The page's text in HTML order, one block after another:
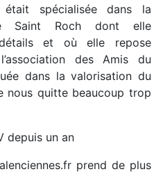
spécialisée dans la
Saint Roch dont elle
et où elle repose
des Amis du
dans la valorisation du
nous quitte beaucoup trop
depuis un an
prend de plus